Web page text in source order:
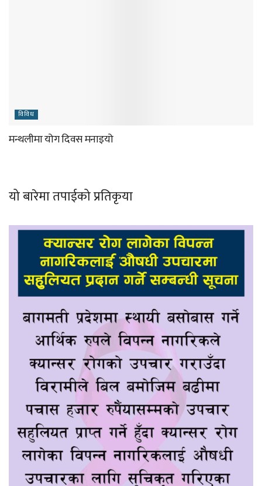
विविध
मन्थलीमा योग दिवस मनाइयो
यो बारेमा तपाईको प्रतिकृया